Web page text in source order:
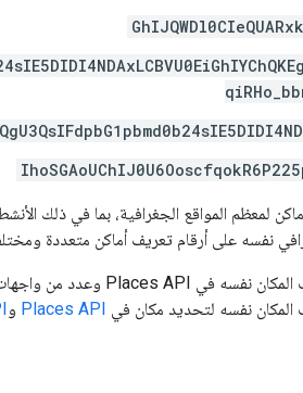
لمعظم المواقع الجغرافية، بما في ذلك
نفسه على أرقام تعريف أماكن متعددة
نفسه لتحديد مكان في Places API و